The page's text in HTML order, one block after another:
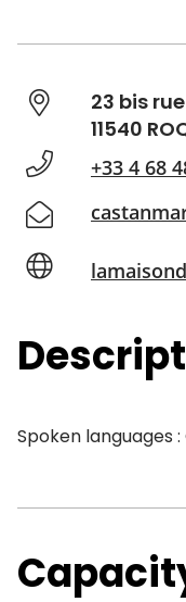
23 bis
11540
+33 4 68
Spoken languages